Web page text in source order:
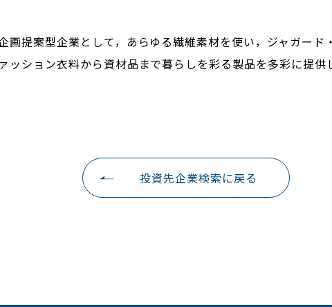
画提案型企業として，あらゆる繊維素材を使い，ジャガード
ァッション衣料から資材品まで暮らしを彩る製品を多彩に提供
投資先企業検索に戻る